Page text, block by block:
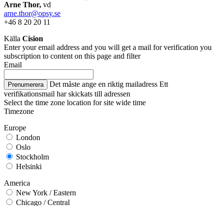
Arne Thor, vd
arne.thor@opsy.se
+46 8 20 20 11
Källa Cision
Enter your email address and you will get a mail for verification you
subscription to content on this page and filter
Email
Prenumerera Det måste ange en riktig mailadress Ett
verifikationsmail har skickats till adressen
Select the time zone location for site wide time
Timezone
Europe
London
Oslo
Stockholm
Helsinki
America
New York / Eastern
Chicago / Central